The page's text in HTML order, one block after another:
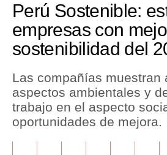
Perú
Política
Finanzas Personales
Inmobiliarias
Plus G
Perú Sostenible:
empresas con
sostenibilidad del
Las compañías muestran
aspectos ambientales y
trabajo en el aspecto
oportunidades de mejora.